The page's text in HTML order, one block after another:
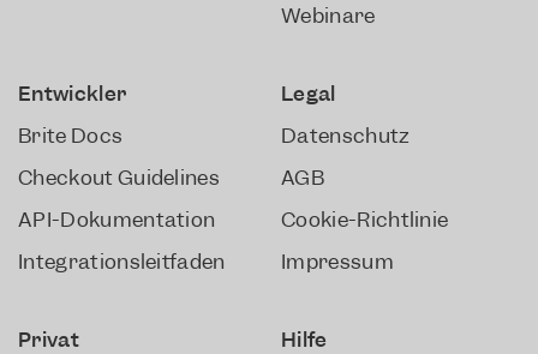
Webinare
Entwickler​
Brite Docs
Checkout Guidelines
API-Dokumentation
Integrationsleitfäden
Legal
Datenschutz
AGB
Cookie-Richtlinie
Impressum
Privat
Hilfe